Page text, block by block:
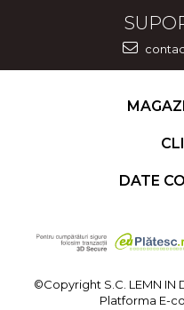
DATE
©Copyright S.C. LEMN IN
Platforma E-